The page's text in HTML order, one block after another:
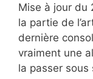
Mise à jour du
la partie de
dernière
vraiment une
la passer sous